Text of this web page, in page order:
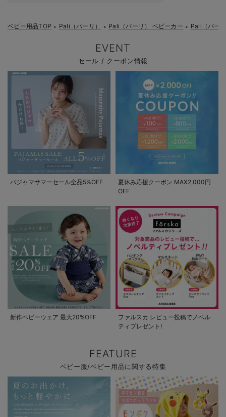
ベビー用品TOP ＞ Pali（パーリ） ＞ Pali（パーリ） ベビーカー ＞ Pali（パー
EVENT
セール / クーポン情報
パジャマサマーセール全品5%OFF
夏休み応援クーポン MAX2,000円
OFF
新作ベビーウェア 最大20%OFF
ファルスカ レビュー投稿でノベル
ティプレゼント!
FEATURE
ベビー服/ベビー用品に関する特集